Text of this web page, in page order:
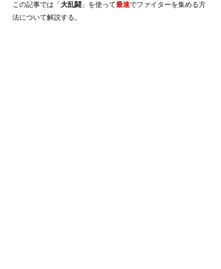
この記事では「大乱闘 」を使って最速でファイターを集める方
法について解説する。